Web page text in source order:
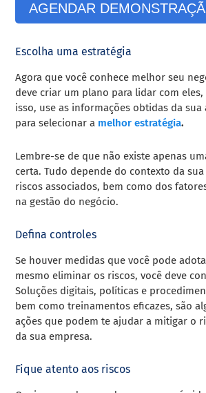
AGENDAR
Escolha uma estratégia
Agora que você conhece melhor seu
deve criar um plano para lidar com eles,
isso, use as informações obtidas da sua
para selecionar a melhor estratégia.
Lembre-se de que não existe apenas
certa. Tudo depende do contexto da
riscos associados, bem como dos
na gestão do negócio.
Defina controles
Se houver medidas que você pode
mesmo eliminar os riscos, você deve
Soluções digitais, políticas e
bem como treinamentos eficazes, são
ações que podem te ajudar a mitigar o
da sua empresa.
Fique atento aos riscos